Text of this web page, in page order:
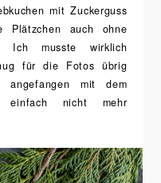
mit Zuckerguss
Plätzchen auch ohne
Ich musste wirklich
für die Fotos übrig
mit dem
einfach nicht mehr